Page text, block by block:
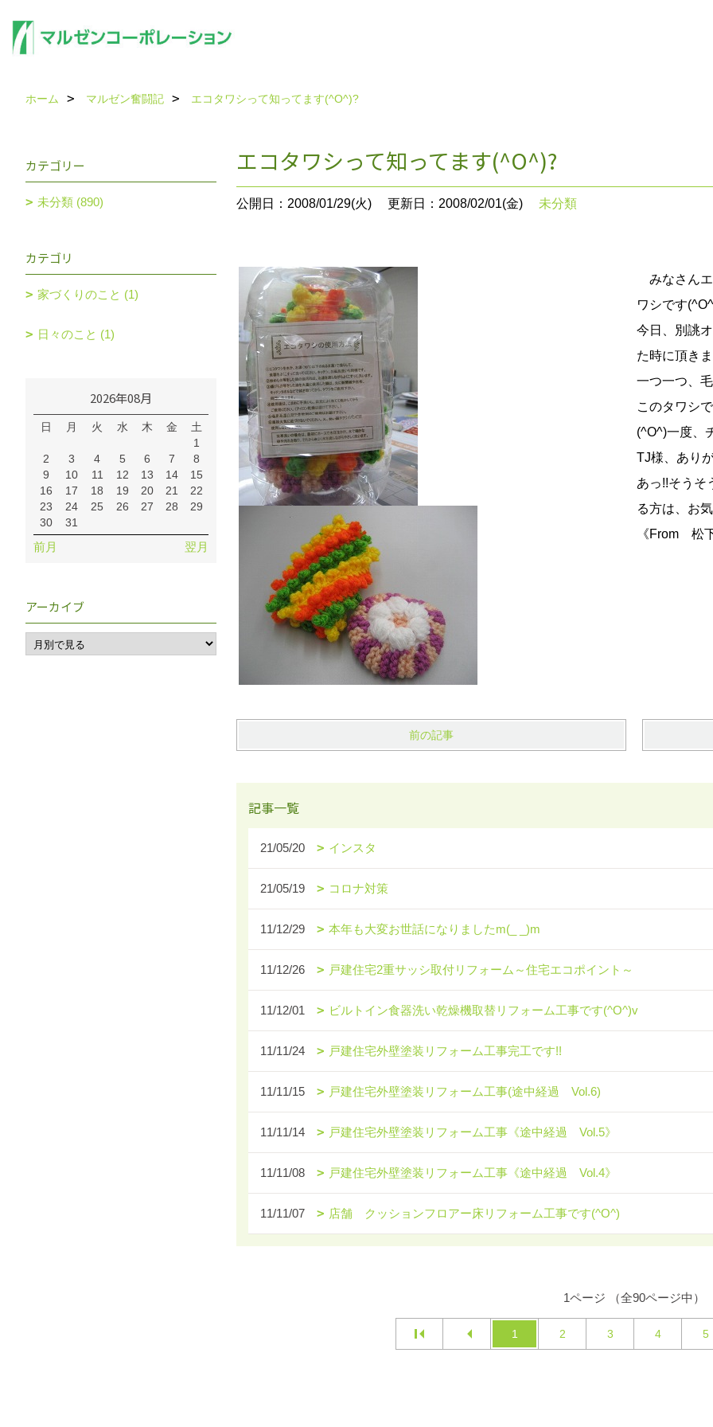
ホーム マルゼン奮闘記 エコタワシって知ってます(^O^)?
エコタワシって知ってます(^O^)?
公開日：2008/01/29(火) 更新日：2008/02/01(金) 未分類
みなさんエ
ワシです
今日、別誂
た時に頂き
一つ一つ、
このタワシ
(^O^)一度、
TJ様、あり
あっ!!そうそ
る方は、お
《From 松
前の記事
記事一覧
21/05/20 インスタ
21/05/19 コロナ対策
11/12/29 本年も大変お世話になりましたm(_ _)m
11/12/26 戸建住宅2重サッシ取付リフォーム～住宅エコポイント～
11/12/01 ビルトイン食器洗い乾燥機取替リフォーム工事です(^O^)v
11/11/24 戸建住宅外壁塗装リフォーム工事完工です!!
11/11/15 戸建住宅外壁塗装リフォーム工事(途中経過 Vol.6)
11/11/14 戸建住宅外壁塗装リフォーム工事《途中経過 Vol.5》
11/11/08 戸建住宅外壁塗装リフォーム工事《途中経過 Vol.4》
11/11/07 店舗 クッションフロアー床リフォーム工事です(^O^)
1ページ （全90ページ中）
1 2 3 4 5
カテゴリー
未分類 (890)
カテゴリ
家づくりのこと (1)
日々のこと (1)
2026年08月
日 月 火 水 木 金
土
1
2
3 4 5 6 7
8
9
10 11 12 13 14
15
16
17 18 19 20 21
22
23
24 25 26 27 28
29
30
31
前月 翌月
アーカイブ